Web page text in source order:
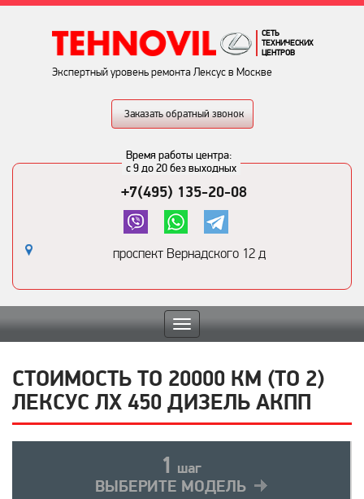
СЕТЬ
ТЕХНИЧЕСКИХ
ЦЕНТРОВ
Экспертный уровень ремонта Лексус в Москве
Заказать обратный звонок
Время работы центра:
с 9 до 20 без выходных
+7(495) 135-20-08
проспект Вернадского 12 д
Toggle
navigation
СТОИМОСТЬ ТО 20000 КМ (ТО 2)
ЛЕКСУС ЛХ 450 ДИЗЕЛЬ АКПП
1 шаг
ВЫБЕРИТЕ МОДЕЛЬ